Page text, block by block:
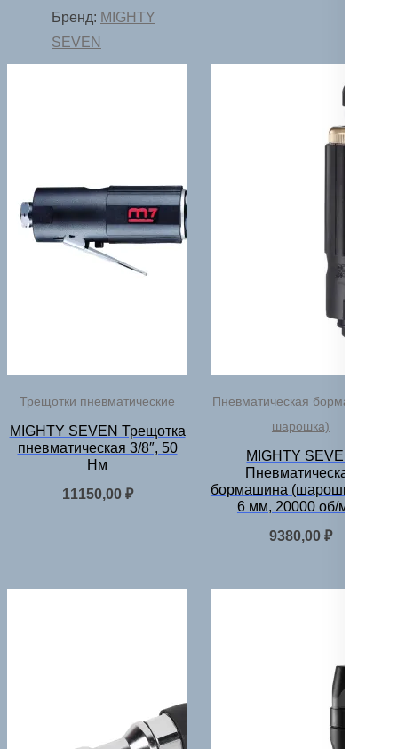
Бренд: MIGHTY
SEVEN
Трещотки пневматические
MIGHTY SEVEN Трещотка
пневматическая 3/8″, 50
Нм
11150,00 ₽
Пневматическая бормашина (
шарошка)
MIGHTY SEVEN
Пневматическая
бормашина (шарошка) 3 —
6 мм, 20000 об/мин
9380,00 ₽